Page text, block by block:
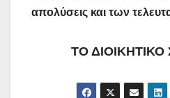
απολύσεις και των
ΤΟ